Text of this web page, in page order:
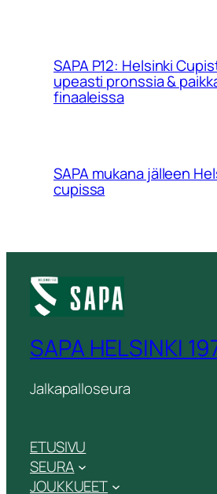
SAPA P12: Helsinki
upeasti pronssia &
finaaleissa
SAPA mukana jälleen
cupissa
SAPA HELSINKI
Jalkapalloseura
ETUSIVU
SEURA
JOUKKUEET